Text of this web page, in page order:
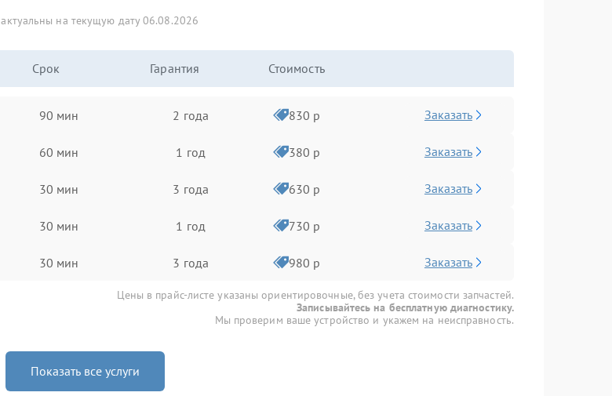
на текущую дату 06.08.2026
Срок Гарантия Стоимость
90 мин 2 года 830 р Заказать
60 мин 1 год 380 р Заказать
30 мин 3 года 630 р Заказать
30 мин 1 год 730 р Заказать
30 мин 3 года 980 р Заказать
Цены в прайс-листе указаны ориентировочные, без учета стоимости запчастей.
Записывайтесь на бесплатную диагностику.
Мы проверим ваше устройство и укажем на неисправность.
Показать все услуги